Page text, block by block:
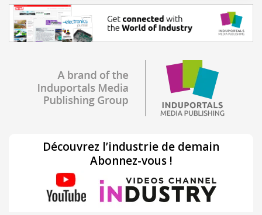
Découvrez l’industrie de demain
Abonnez-vous !